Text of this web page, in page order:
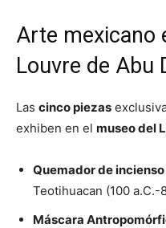
Arte mexicano
Louvre de Abu
Las cinco piezas
exhiben en el museo del
Quemador de incienso
Teotihuacan (100 a.C.-
Máscara